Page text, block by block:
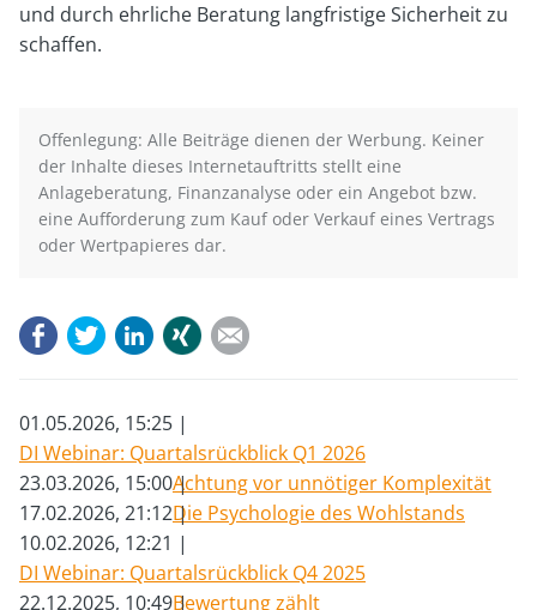
und durch ehrliche Beratung langfristige Sicherheit zu
schaffen.
Offenlegung: Alle Beiträge dienen der Werbung. Keiner
der Inhalte dieses Internetauftritts stellt eine
Anlageberatung, Finanzanalyse oder ein Angebot bzw.
eine Aufforderung zum Kauf oder Verkauf eines Vertrags
oder Wertpapieres dar.
FacebookTwitterLinkedIn
Xing
01.05.2026, 15:25
DI Webinar: Quartalsrückblick Q1 2026
23.03.2026, 15:00Achtung vor unnötiger Komplexität
17.02.2026, 21:12Die Psychologie des Wohlstands
10.02.2026, 12:21
DI Webinar: Quartalsrückblick Q4 2025
22.12.2025, 10:49Bewertung zählt